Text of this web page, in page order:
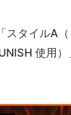
タイルA（
使用）